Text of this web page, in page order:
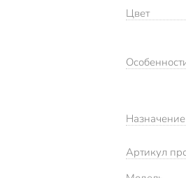
Цвет
Назначение
Артикул